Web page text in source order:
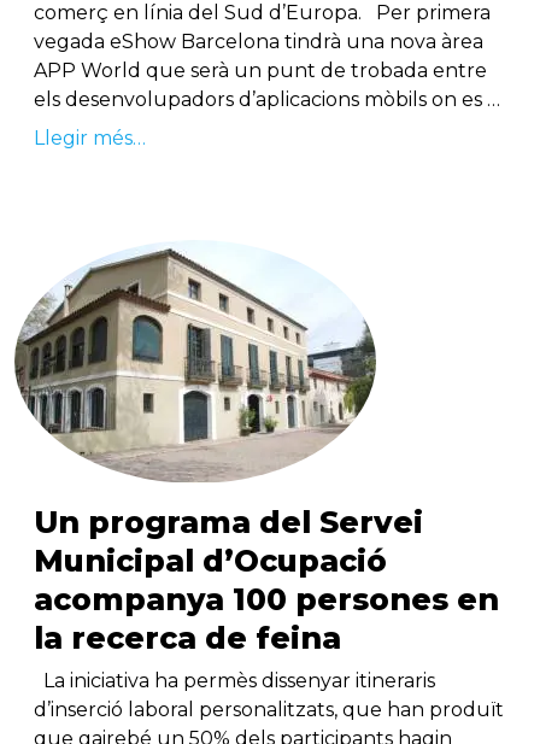
comerç en línia del Sud d’Europa. Per primera
vegada eShow Barcelona tindrà una nova àrea
APP World que serà un punt de trobada entre
els desenvolupadors d’aplicacions mòbils on es …
Llegir més…
Un programa del Servei
Municipal d’Ocupació
acompanya 100 persones en
la recerca de feina
La iniciativa ha permès dissenyar itineraris
d’inserció laboral personalitzats, que han produït
que gairebé un 50% dels participants hagin